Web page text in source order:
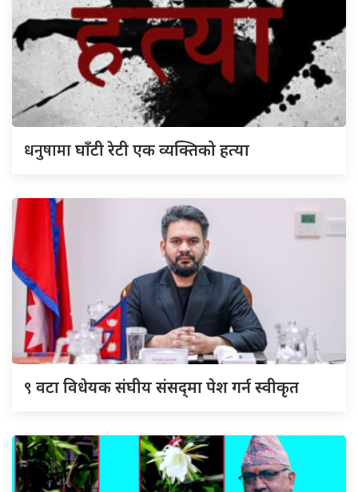
धनुषामाघाँटी रेटी एक व्यक्तिको हत्या
९ वटा विधेयक संघीय संसद्‌मा पेश गर्न स्वीकृत